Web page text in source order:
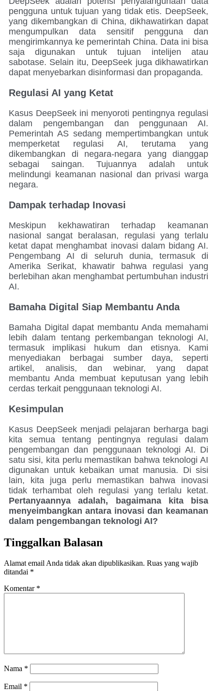
pengguna untuk tujuan yang tidak etis. DeepSeek,
yang dikembangkan di China, dikhawatirkan dapat
mengumpulkan data sensitif pengguna dan
mengirimkannya ke pemerintah China. Data ini bisa
saja digunakan untuk tujuan intelijen atau
sabotase. Selain itu, DeepSeek juga dikhawatirkan
dapat menyebarkan disinformasi dan propaganda.
Regulasi AI yang Ketat
Kasus DeepSeek ini menyoroti pentingnya regulasi
dalam pengembangan dan penggunaan AI.
Pemerintah AS sedang mempertimbangkan untuk
memperketat regulasi AI, terutama yang
dikembangkan di negara-negara yang dianggap
sebagai saingan. Tujuannya adalah untuk
melindungi keamanan nasional dan privasi warga
negara.
Dampak terhadap Inovasi
Meskipun kekhawatiran terhadap keamanan
nasional sangat beralasan, regulasi yang terlalu
ketat dapat menghambat inovasi dalam bidang AI.
Pengembang AI di seluruh dunia, termasuk di
Amerika Serikat, khawatir bahwa regulasi yang
berlebihan akan menghambat pertumbuhan industri
AI.
Bamaha Digital Siap Membantu Anda
Bamaha Digital dapat membantu Anda memahami
lebih dalam tentang perkembangan teknologi AI,
termasuk implikasi hukum dan etisnya. Kami
menyediakan berbagai sumber daya, seperti
artikel, analisis, dan webinar, yang dapat
membantu Anda membuat keputusan yang lebih
cerdas terkait penggunaan teknologi AI.
Kesimpulan
Kasus DeepSeek menjadi pelajaran berharga bagi
kita semua tentang pentingnya regulasi dalam
pengembangan dan penggunaan teknologi AI. Di
satu sisi, kita perlu memastikan bahwa teknologi AI
digunakan untuk kebaikan umat manusia. Di sisi
lain, kita juga perlu memastikan bahwa inovasi
tidak terhambat oleh regulasi yang terlalu ketat.
Pertanyaannya adalah, bagaimana kita bisa
menyeimbangkan antara inovasi dan keamanan
dalam pengembangan teknologi AI?
Tinggalkan Balasan
Alamat email Anda tidak akan dipublikasikan. Ruas yang wajib
ditandai *
Komentar *
Nama *
Email *